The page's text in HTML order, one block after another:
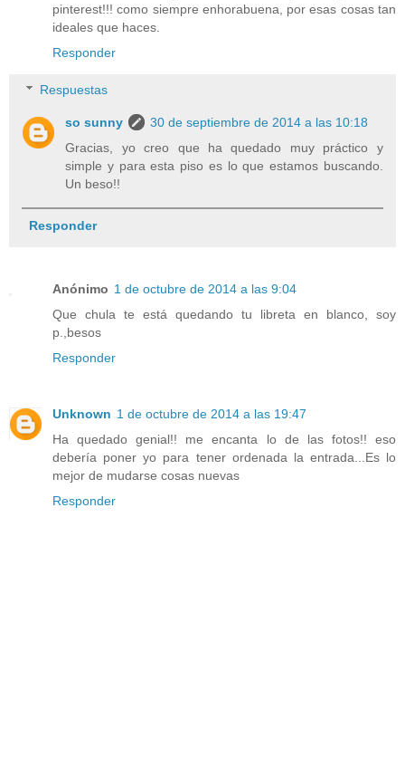
pinterest!!! como siempre enhorabuena, por esas cosas tan
ideales que haces.
Responder
Respuestas
so sunny
30 de septiembre de 2014 a las 10:18
Gracias, yo creo que ha quedado muy práctico y
simple y para esta piso es lo que estamos buscando.
Un beso!!
Responder
Anónimo 1 de octubre de 2014 a las 9:04
Que chula te está quedando tu libreta en blanco, soy
p.,besos
Responder
Unknown 1 de octubre de 2014 a las 19:47
Ha quedado genial!! me encanta lo de las fotos!! eso
debería poner yo para tener ordenada la entrada...Es lo
mejor de mudarse cosas nuevas
Responder